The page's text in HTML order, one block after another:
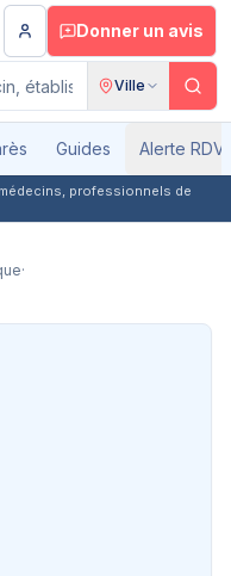
Donner un avis
Ville
Guides Alerte RDV
professionnels de
·